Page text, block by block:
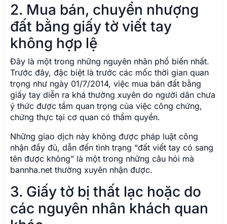
2. Mua bán, chuyển nhượng
đất bằng giấy tờ viết tay
không hợp lệ
Đây là một trong những nguyên nhân phổ biến nhất.
Trước đây, đặc biệt là trước các mốc thời gian quan
trọng như ngày 01/7/2014, việc mua bán đất bằng
giấy tay diễn ra khá thường xuyên do người dân chưa
ý thức được tầm quan trọng của việc công chứng,
chứng thực tại cơ quan có thẩm quyền.
Những giao dịch này không được pháp luật công
nhận đầy đủ, dẫn đến tình trạng “đất viết tay có sang
tên được không” là một trong những câu hỏi mà
bannha.net thường xuyên nhận được.
3. Giấy tờ bị thất lạc hoặc do
các nguyên nhân khách quan